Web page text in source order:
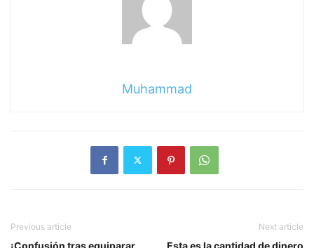
Muhammad
Previous article
¡Confusión tras equiparar
Next article
Esta es la cantidad de dinero